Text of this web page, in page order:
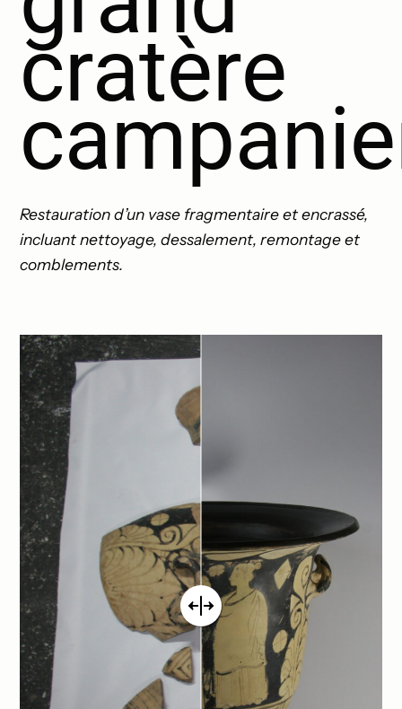
Réalisations
Devis
Contact
cratère
Restauration d’un vase fragmentaire et encrassé,
incluant nettoyage, dessalement, remontage et
comblements.